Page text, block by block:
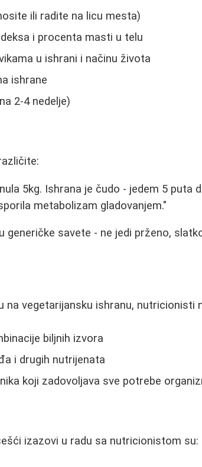
ili radite na licu mesta)
i procenta masti u telu
u ishrani i načinu života
ishrane
2-4 nedelje)
5kg. Ishrana je čudo - jedem 5 puta
metabolizam gladovanjem."
generičke savete - ne jedi prženo,
na vegetarijansku ishranu, nutricionisti
biljnih izvora
i drugih nutrijenata
koji zadovoljava sve potrebe
izazovi u radu sa nutricionistom su: